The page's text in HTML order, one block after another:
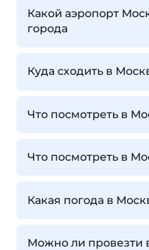
Какой аэропорт
города
Куда сходить в
Что посмотреть в
Что посмотреть в
Какая погода в
Можно ли провезти